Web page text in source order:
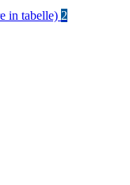
in tabelle) 2